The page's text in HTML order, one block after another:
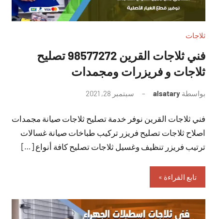
ثلاجات
فني ثلاجات القرين 98577272 تصليح
ثلاجات و فريزرات ومجمدات
بواسطة alsatary سبتمبر 28, 2021
تعليقات
فني ثلاجات القرين نوفر خدمة تصليح ثلاجات صيانة مجمدات
اصلاح ثلاجات تصليح فريزر تركيب طباخات صيانة غسالات
ترتيب فريزر تنظيف وغسيل ثلاجات تصليح كافة أنواع […]
تابع القراءة